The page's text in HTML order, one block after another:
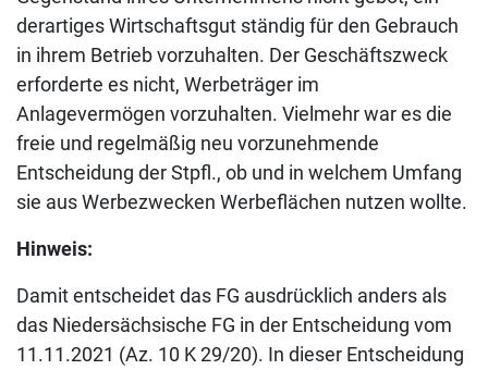
derartiges Wirtschaftsgut ständig für den Gebrauch
in ihrem Betrieb vorzuhalten. Der Geschäftszweck
erforderte es nicht, Werbeträger im
Anlagevermögen vorzuhalten. Vielmehr war es die
freie und regelmäßig neu vorzunehmende
Entscheidung der Stpfl., ob und in welchem Umfang
sie aus Werbezwecken Werbeflächen nutzen wollte.
Hinweis:
Damit entscheidet das FG ausdrücklich anders als
das Niedersächsische FG in der Entscheidung vom
11.11.2021 (Az. 10 K 29/20). In dieser Entscheidung